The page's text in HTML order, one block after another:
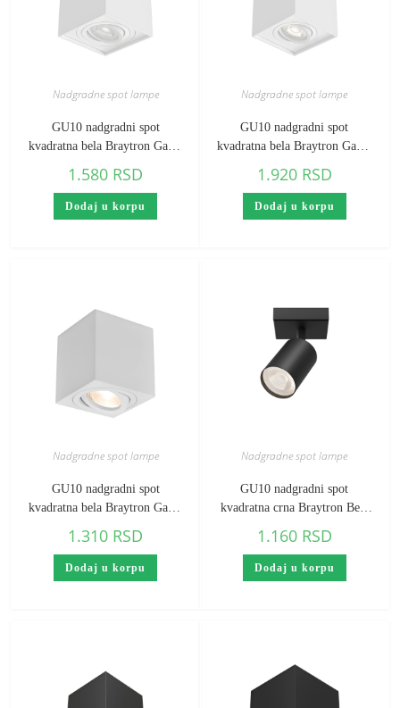
Nadgradne spot lampe
GU10 nadgradni spot
kvadratna bela Braytron Gama
1.580 RSD
Dodaj u korpu
Nadgradne spot lampe
GU10 nadgradni spot
kvadratna bela Braytron Gama
1.920 RSD
Dodaj u korpu
Nadgradne spot lampe
GU10 nadgradni spot
kvadratna bela Braytron Gama
1.310 RSD
Dodaj u korpu
Nadgradne spot lampe
GU10 nadgradni spot
kvadratna crna Braytron Beta
1.160 RSD
Dodaj u korpu